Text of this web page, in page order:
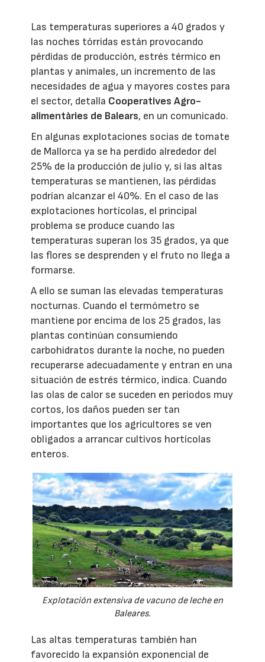
Las temperaturas superiores a 40 grados y
las noches tórridas están provocando
pérdidas de producción, estrés térmico en
plantas y animales, un incremento de las
necesidades de agua y mayores costes para
el sector, detalla Cooperatives Agro-
alimentàries de Balears, en un comunicado.
En algunas explotaciones socias de tomate
de Mallorca ya se ha perdido alrededor del
25% de la producción de julio y, si las altas
temperaturas se mantienen, las pérdidas
podrían alcanzar el 40%. En el caso de las
explotaciones hortícolas, el principal
problema se produce cuando las
temperaturas superan los 35 grados, ya que
las flores se desprenden y el fruto no llega a
formarse.
A ello se suman las elevadas temperaturas
nocturnas. Cuando el termómetro se
mantiene por encima de los 25 grados, las
plantas continúan consumiendo
carbohidratos durante la noche, no pueden
recuperarse adecuadamente y entran en una
situación de estrés térmico, indica. Cuando
las olas de calor se suceden en periodos muy
cortos, los daños pueden ser tan
importantes que los agricultores se ven
obligados a arrancar cultivos hortícolas
enteros.
Explotación extensiva de vacuno de leche en
Baleares.
Las altas temperaturas también han
favorecido la expansión exponencial de